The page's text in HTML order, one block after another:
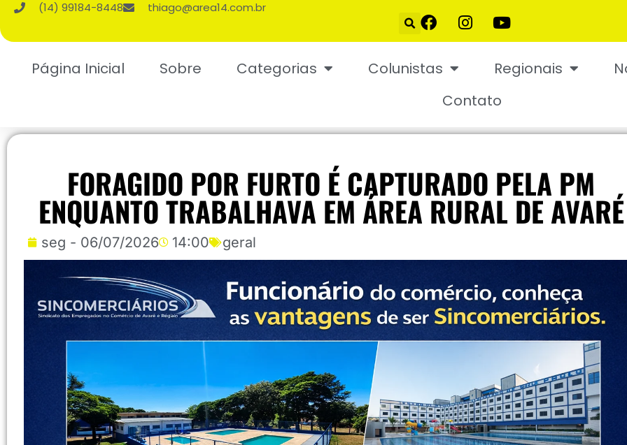
(14) 99184-8448 thiago@area14.com.br
Página Inicial Sobre Categorias Colunistas Regionais
Contato
FORAGIDO POR FURTO É CAPTURADO PELA PM
ENQUANTO TRABALHAVA EM ÁREA RURAL DE AVARÉ
seg - 06/07/2026 14:00 geral